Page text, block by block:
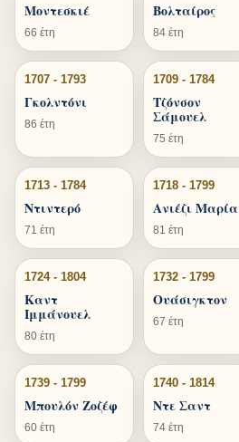
Μοντεσκιέ
66 έτη
Βολταίρος
84 έτη
1707 - 1793
Γκολντόνι
86 έτη
1709 - 1784
Τζόνσον
Σάμουελ
75 έτη
1713 - 1784
Ντιντερό
71 έτη
1718 - 1799
Ανιέζι Μαρία
81 έτη
1724 - 1804
Καντ
Ιμμάνουελ
80 έτη
1732 - 1799
Ουάσιγκτον
67 έτη
1739 - 1799
Μπουλόν Ζοζέφ
60 έτη
1740 - 1814
Ντε Σαντ
74 έτη